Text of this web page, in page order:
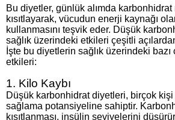
Bu diyetler, günlük alımda karbonhidrat
kısıtlayarak, vücudun enerji kaynağı
kullanmasını teşvik eder. Düşük
sağlık üzerindeki etkileri çeşitli
İşte bu diyetlerin sağlık üzerindeki
etkileri:
1. Kilo Kaybı
Düşük karbonhidrat diyetleri, birçok kişi
sağlama potansiyeline sahiptir.
kısıtlanması, insülin seviyelerini